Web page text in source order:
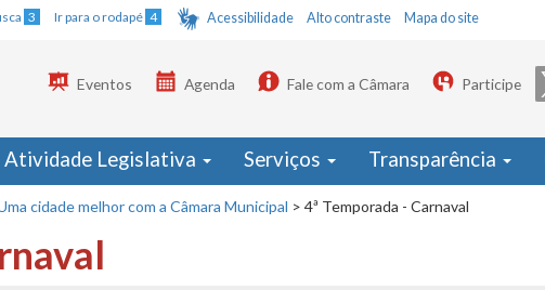
3 Ir para o rodapé 4 Acessibilidade Alto contraste Mapa do site
Eventos Agenda Fale com a Câmara Participe
Atividade Legislativa Serviços Transparência
cidade melhor com a Câmara Municipal > 4ª Temporada - Carnaval